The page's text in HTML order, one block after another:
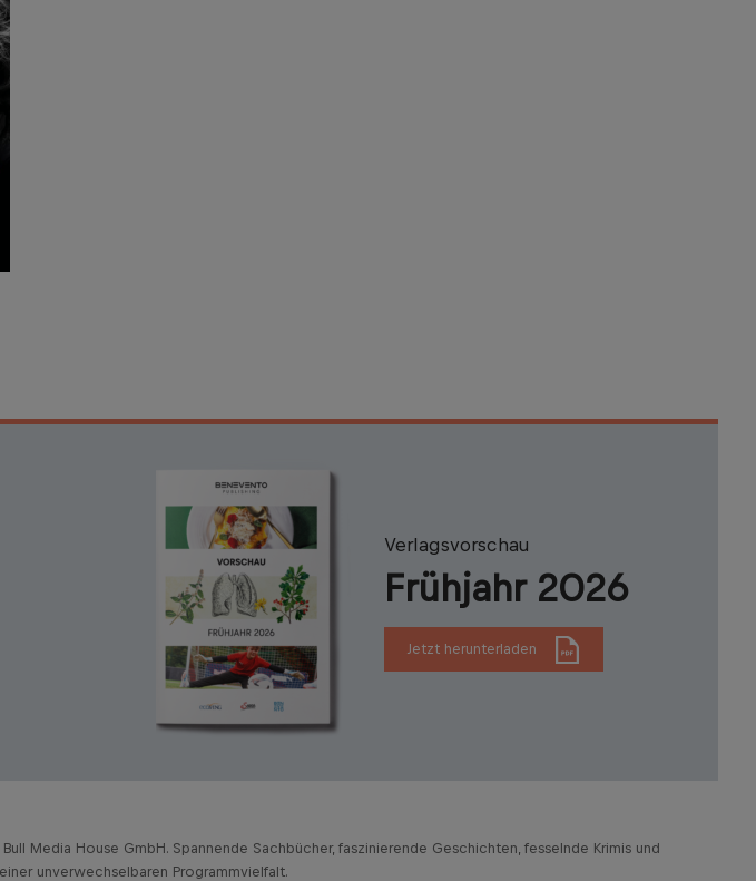
Verlagsvorschau
Frühjahr 2026
Jetzt herunterladen
Media House GmbH. Spannende Sachbücher, faszinierende Geschichten, fesselnde Krimis und
unverwechselbaren Programmvielfalt.